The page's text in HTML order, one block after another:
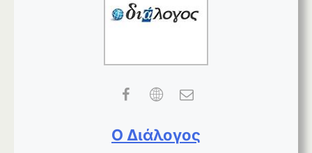
Ο Διάλογος